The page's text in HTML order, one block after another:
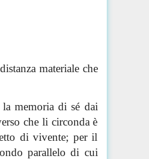
materiale che
memoria di sé dai
che li circonda è
di vivente; per il
parallelo di cui